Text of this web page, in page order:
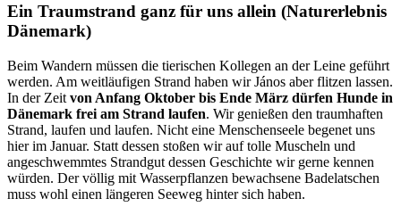
Ein Traumstrand ganz für uns allein (Naturerlebnis
Dänemark)
Beim Wandern müssen die tierischen Kollegen an der Leine geführt
werden. Am weitläufigen Strand haben wir János aber flitzen lassen.
In der Zeit von Anfang Oktober bis Ende März dürfen Hunde in
Dänemark frei am Strand laufen. Wir genießen den traumhaften
Strand, laufen und laufen. Nicht eine Menschenseele begenet uns
hier im Januar. Statt dessen stoßen wir auf tolle Muscheln und
angeschwemmtes Strandgut dessen Geschichte wir gerne kennen
würden. Der völlig mit Wasserpflanzen bewachsene Badelatschen
muss wohl einen längeren Seeweg hinter sich haben.